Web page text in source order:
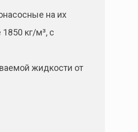
на их
кг/м³, с
жидкости от